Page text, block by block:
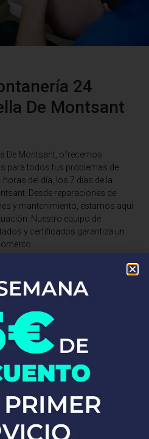
24
De Montsant
De Montsant , ofrecemos
para todos tus problemas de
del día, los 7 días de la
Desde reparaciones de
y mantenimiento, estamos aquí
Nuestro equipo de
y certificados garantiza un
desagüe obstruido o necesitas una
busques más. Somos expertos en
instalaciones de grifería,
avanzadas para asegurarnos de
perfectamente.
y descubre por qué tantos
24h. Resolvemos tus problemas
eficiente y a precios